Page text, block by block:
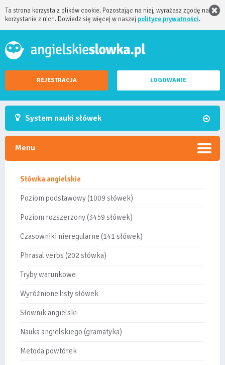
Ta strona korzysta z plików cookie. Pozostając na niej, wyrażasz zgodę na
korzystanie z nich. Dowiedz się więcej w naszej polityce prywatności.
REJESTRACJA LOGOWANIE
System nauki słówek
Menu
Słówka angielskie
Poziom podstawowy (1009 słówek)
Poziom rozszerzony (3459 słówek)
Czasowniki nieregularne (141 słówek)
Phrasal verbs (202 słówka)
Tryby warunkowe
Wyróżnione listy słówek
Słownik angielski
Nauka angielskiego (gramatyka)
Metoda powtórek